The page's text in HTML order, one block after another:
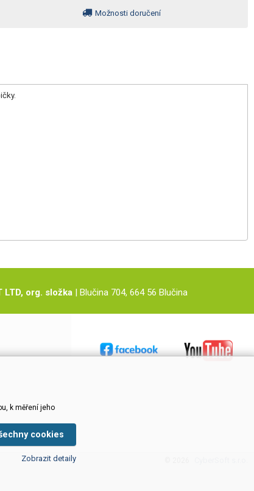
Možnosti doručení
LTD, org. složka | Blučina 704, 664 56 Blučina
k měření jeho
cookies
Zobrazit detaily